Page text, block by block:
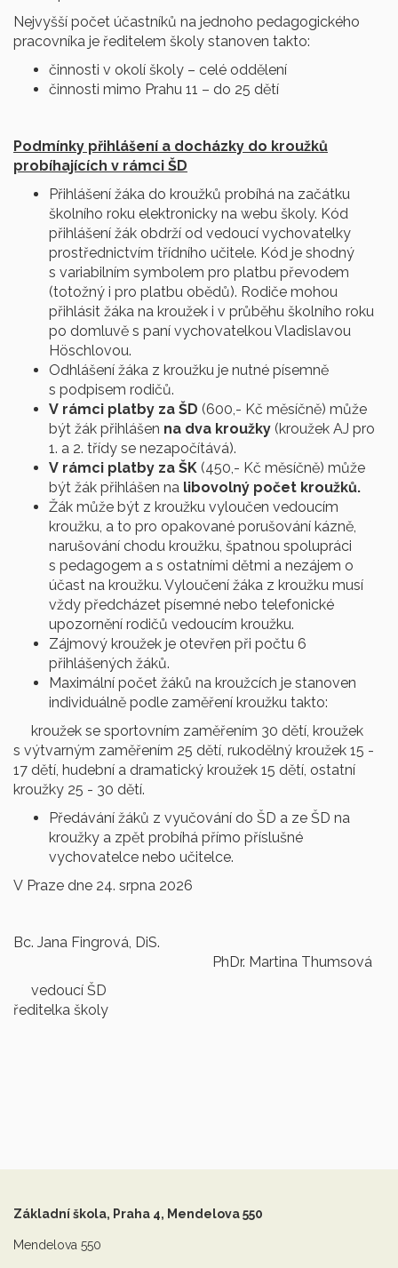
Nejvyšší počet účastníků na jednoho pedagogického
pracovníka je ředitelem školy stanoven takto:
činnosti v okolí školy – celé oddělení
činnosti mimo Prahu 11 – do 25 dětí
Podmínky přihlášení a docházky do kroužků
probíhajících v rámci ŠD
Přihlášení žáka do kroužků probíhá na začátku
školního roku elektronicky na webu školy. Kód
přihlášení žák obdrží od vedoucí vychovatelky
prostřednictvím třídního učitele. Kód je shodný
s variabilním symbolem pro platbu převodem
(totožný i pro platbu obědů). Rodiče mohou
přihlásit žáka na kroužek i v průběhu školního roku
po domluvě s paní vychovatelkou Vladislavou
Höschlovou.
Odhlášení žáka z kroužku je nutné písemně
s podpisem rodičů.
V rámci platby za ŠD (600,- Kč měsíčně) může
být žák přihlášen na dva kroužky (kroužek AJ pro
1. a 2. třídy se nezapočítává).
V rámci platby za ŠK (450,- Kč měsíčně) může
být žák přihlášen na libovolný počet kroužků.
Žák může být z kroužku vyloučen vedoucím
kroužku, a to pro opakované porušování kázně,
narušování chodu kroužku, špatnou spolupráci
s pedagogem a s ostatními dětmi a nezájem o
účast na kroužku. Vyloučení žáka z kroužku musí
vždy předcházet písemné nebo telefonické
upozornění rodičů vedoucím kroužku.
Zájmový kroužek je otevřen při počtu 6
přihlášených žáků.
Maximální počet žáků na kroužcích je stanoven
individuálně podle zaměření kroužku takto:
kroužek se sportovním zaměřením 30 dětí, kroužek
s výtvarným zaměřením 25 dětí, rukodělný kroužek 15 -
17 dětí, hudební a dramatický kroužek 15 dětí, ostatní
kroužky 25 - 30 dětí.
Předávání žáků z vyučování do ŠD a ze ŠD na
kroužky a zpět probíhá přímo příslušné
vychovatelce nebo učitelce.
V Praze dne 24. srpna 2026
Bc. Jana Fingrová, DiS.
PhDr. Martina Thumsová
vedoucí ŠD
ředitelka školy
Základní škola, Praha 4, Mendelova 550
Mendelova 550